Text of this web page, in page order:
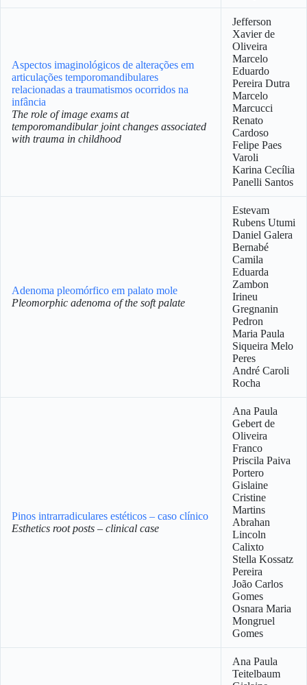
Aspectos imaginológicos de alterações em
articulações temporomandibulares
relacionadas a traumatismos ocorridos na
infância
The role of image exams at
temporomandibular joint changes associated
with trauma in childhood
Jefferson
Xavier de
Oliveira
Marcelo
Eduardo
Pereira Dutra
Marcelo
Marcucci
Renato
Cardoso
Felipe Paes
Varoli
Karina Cecília
Panelli Santos
Adenoma pleomórfico em palato mole
Pleomorphic adenoma of the soft palate
Estevam
Rubens Utumi
Daniel Galera
Bernabé
Camila
Eduarda
Zambon
Irineu
Gregnanin
Pedron
Maria Paula
Siqueira Melo
Peres
André Caroli
Rocha
Pinos intrarradiculares estéticos – caso clínico
Esthetics root posts – clinical case
Ana Paula
Gebert de
Oliveira
Franco
Priscila Paiva
Portero
Gislaine
Cristine
Martins
Abrahan
Lincoln
Calixto
Stella Kossatz
Pereira
João Carlos
Gomes
Osnara Maria
Mongruel
Gomes
Ana Paula
Teitelbaum